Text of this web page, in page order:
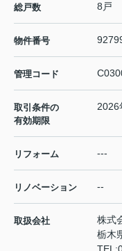
総戸数 8戸
物件番号
管理コード
取引条件の
有効期限
2026
リフォーム ---
リノベーション --
取扱会社
株式
栃木